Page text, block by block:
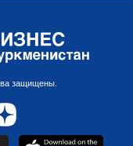
защищены.